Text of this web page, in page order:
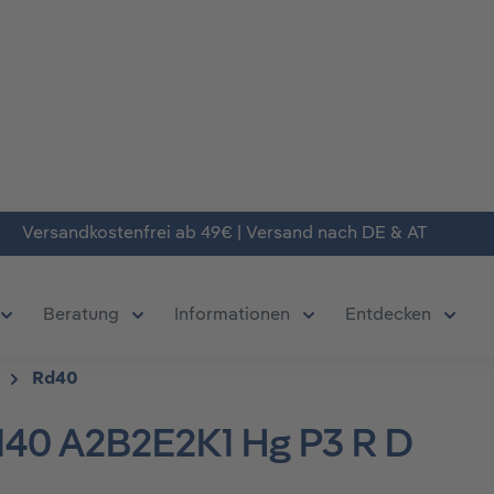
Versandkostenfrei ab 49€ | Versand nach DE & AT
das Dropdown der Kategorie Produkte
Öffne oder Schließe das Dropdown der Kategorie Deals
Beratung Informationen
Öffne oder Schließe
Entdecken
Öffne
Rd40
A2B2E2K1 Hg P3 R D